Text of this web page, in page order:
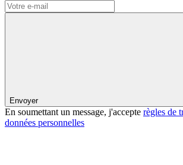
Envoyer
En soumettant un message, j'accepte règles de
données personnelles